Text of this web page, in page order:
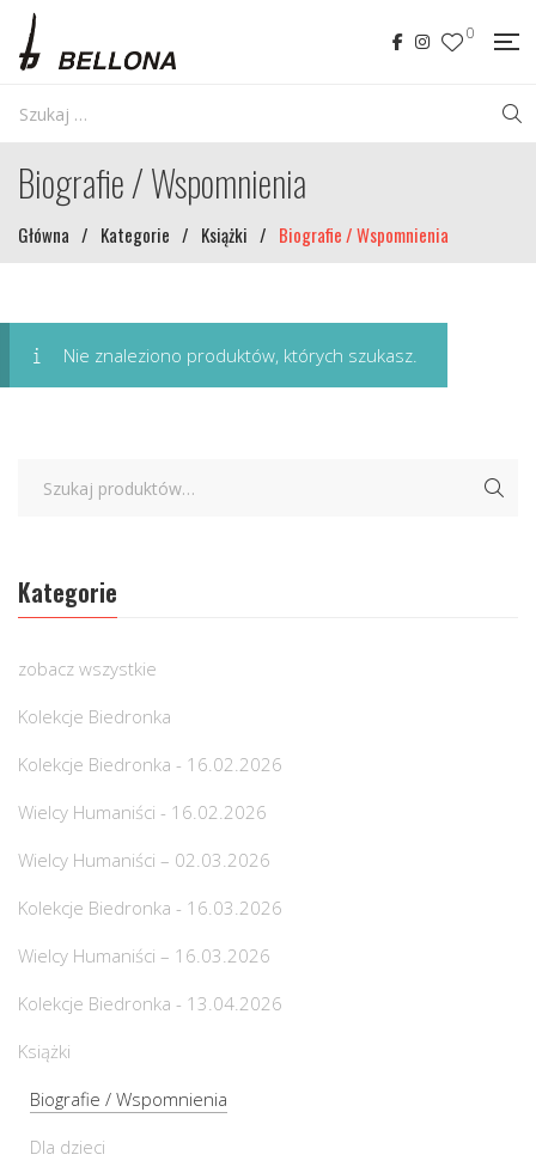
0
Biografie / Wspomnienia
Główna / Kategorie / Książki / Biografie / Wspomnienia
Nie znaleziono produktów, których szukasz.
Kategorie
zobacz wszystkie
Kolekcje Biedronka
Kolekcje Biedronka - 16.02.2026
Wielcy Humaniści - 16.02.2026
Wielcy Humaniści – 02.03.2026
Kolekcje Biedronka - 16.03.2026
Wielcy Humaniści – 16.03.2026
Kolekcje Biedronka - 13.04.2026
Książki
Biografie / Wspomnienia
Dla dzieci